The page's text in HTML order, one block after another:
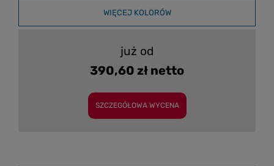
WIĘCEJ KOLORÓW
już od
390,60 zł netto
SZCZEGÓŁOWA WYCENA